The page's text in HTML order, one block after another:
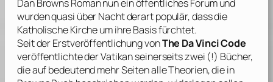
Dan BrownsRoman nun ein öffentliches Forum und
wurden quasi über Nacht derart populär, dass die
Katholische Kirche um ihre Basis fürchtet.
Seit der Erstveröffentlichung vonThe Da Vinci Code
veröffentlichte der Vatikan seinerseits zwei (!) Bücher,
die auf bedeutend mehr Seiten alle Theorien, die in